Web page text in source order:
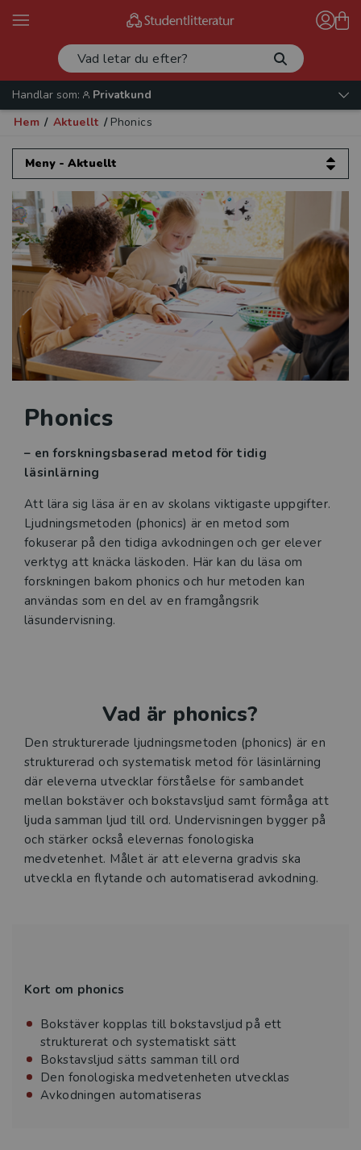
Handlar som:
Privatkund
Hem / Aktuellt / Phonics
Meny - Aktuellt
Aktuellt
Artiklar och intervjuer
Evenemang
Kataloger 2026
Beställ provexemplar
Statsbidrag för inköp av läroböcker och
lärarhandledningar 2026
Press
Phonics
– en forskningsbaserad metod för tidig
läsinlärning
Att lära sig läsa är en av skolans viktigaste uppgifter.
Ljudningsmetoden (phonics) är en metod som
fokuserar på den tidiga avkodningen och ger elever
verktyg att knäcka läskoden. Här kan du läsa om
forskningen bakom phonics och hur metoden kan
användas som en del av en framgångsrik
läsundervisning.
Vad är phonics?
Den strukturerade ljudningsmetoden (phonics) är en
strukturerad och systematisk metod för läsinlärning
där eleverna utvecklar förståelse för sambandet
mellan bokstäver och bokstavsljud samt förmåga att
ljuda samman ljud till ord. Undervisningen bygger på
och stärker också elevernas fonologiska
medvetenhet. Målet är att eleverna gradvis ska
utveckla en flytande och automatiserad avkodning.
Kort om phonics
Bokstäver kopplas till bokstavsljud på ett
strukturerat och systematiskt sätt
Bokstavsljud sätts samman till ord
Den fonologiska medvetenheten utvecklas
Avkodningen automatiseras